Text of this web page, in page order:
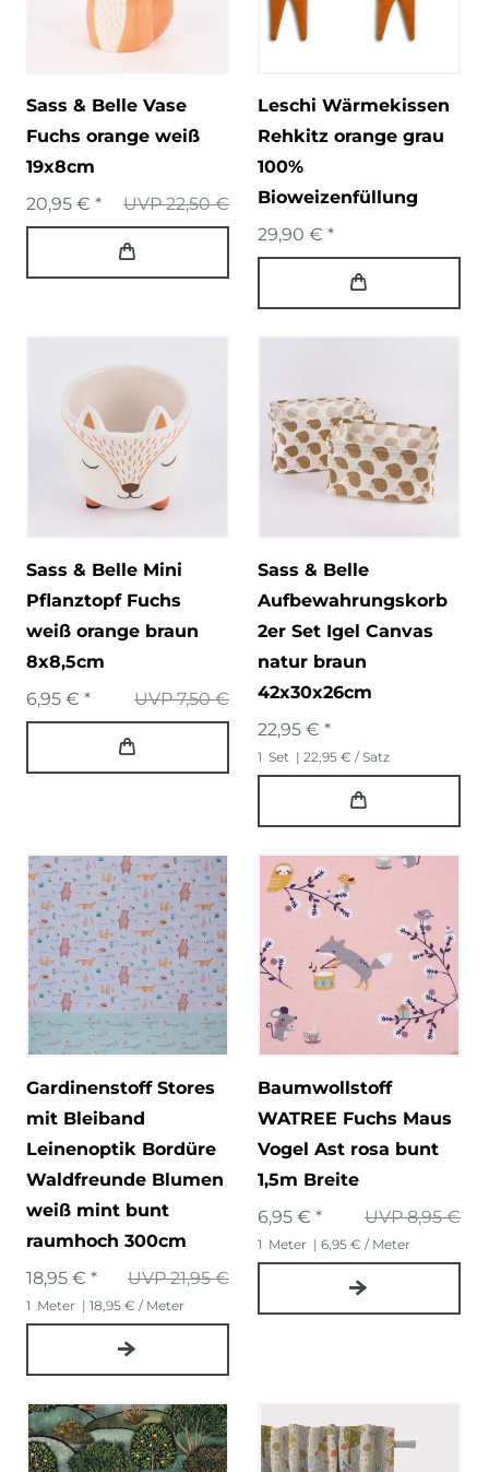
Sass & Belle Vase
Fuchs orange weiß
19x8cm
UVP 22,50 €
20,95 € *
Leschi Wärmekissen
Rehkitz orange grau
100%
Bioweizenfüllung
29,90 € *
Sass & Belle Mini
Pflanztopf Fuchs
weiß orange braun
8x8,5cm
UVP 7,50 €
6,95 € *
Sass & Belle
Aufbewahrungskorb
2er Set Igel Canvas
natur braun
42x30x26cm
22,95 € *
1 Set | 22,95 € / Satz
Gardinenstoff Stores
mit Bleiband
Leinenoptik Bordüre
Waldfreunde Blumen
weiß mint bunt
raumhoch 300cm
UVP 21,95 €
18,95 € *
1 Meter | 18,95 € / Meter
Baumwollstoff
WATREE Fuchs Maus
Vogel Ast rosa bunt
1,5m Breite
UVP 8,95 €
6,95 € *
1 Meter | 6,95 € / Meter